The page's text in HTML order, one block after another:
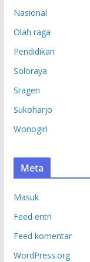
Nasional
Olah raga
Pendidikan
Soloraya
Sragen
Sukoharjo
Wonogiri
Meta
Masuk
Feed entri
Feed komentar
WordPress.org